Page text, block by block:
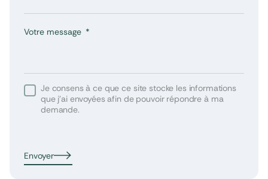
Votre message
Je consens à ce que ce site stocke les informations
que j’ai envoyées afin de pouvoir répondre à ma
demande.
Envoyer